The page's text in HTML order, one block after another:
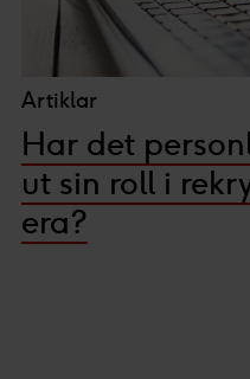
Artiklar
Har det
ut sin roll i
era?